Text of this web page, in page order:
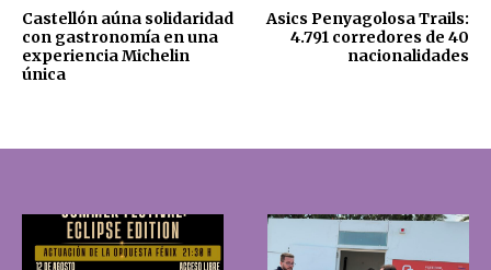
Castellón aúna solidaridad
con gastronomía en una
experiencia Michelin
única
Asics Penyagolosa Trails:
4.791 corredores de 40
nacionalidades